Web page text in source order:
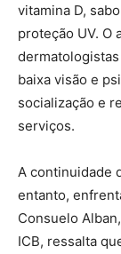
vitamina D,
proteção UV. O
baixa visão e
socialização e
serviços.
A continuidade
entanto,
Consuelo
ICB, ressalta